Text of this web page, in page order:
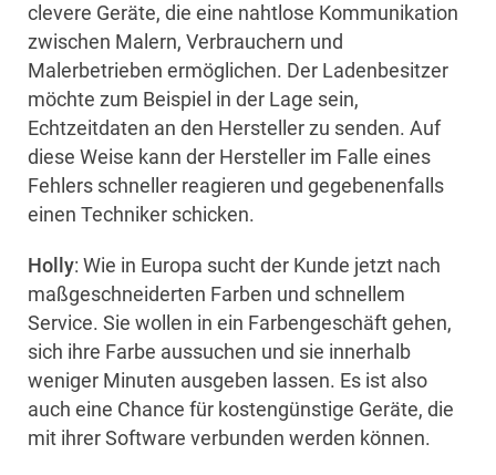
clevere Geräte, die eine nahtlose Kommunikation
zwischen Malern, Verbrauchern und
Malerbetrieben ermöglichen. Der Ladenbesitzer
möchte zum Beispiel in der Lage sein,
Echtzeitdaten an den Hersteller zu senden. Auf
diese Weise kann der Hersteller im Falle eines
Fehlers schneller reagieren und gegebenenfalls
einen Techniker schicken.
Holly: Wie in Europa sucht der Kunde jetzt nach
maßgeschneiderten Farben und schnellem
Service. Sie wollen in ein Farbengeschäft gehen,
sich ihre Farbe aussuchen und sie innerhalb
weniger Minuten ausgeben lassen. Es ist also
auch eine Chance für kostengünstige Geräte, die
mit ihrer Software verbunden werden können.